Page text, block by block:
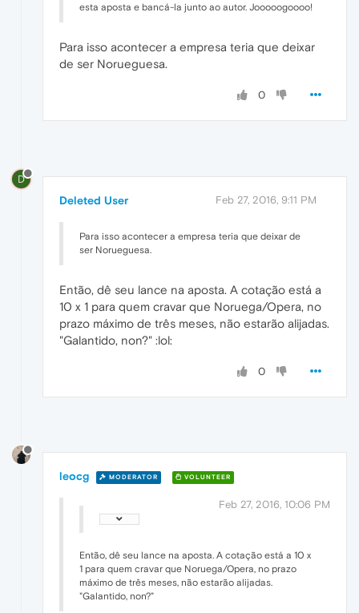
esta aposta e bancá-la junto ao autor. Jooooogoooo!
Para isso acontecer a empresa teria que deixar
de ser Norueguesa.
0
D
Deleted User Feb 27, 2016, 9:11 PM
Para isso acontecer a empresa teria que deixar de
ser Norueguesa.
Então, dê seu lance na aposta. A cotação está a
10 x 1 para quem cravar que Noruega/Opera, no
prazo máximo de três meses, não estarão alijadas.
"Galantido, non?" :lol:
0
leocg MODERATOR VOLUNTEER
Feb 27, 2016, 10:06 PM
Então, dê seu lance na aposta. A cotação está a 10 x
1 para quem cravar que Noruega/Opera, no prazo
máximo de três meses, não estarão alijadas.
"Galantido, non?"